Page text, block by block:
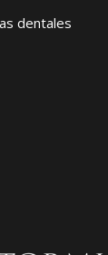
dentales